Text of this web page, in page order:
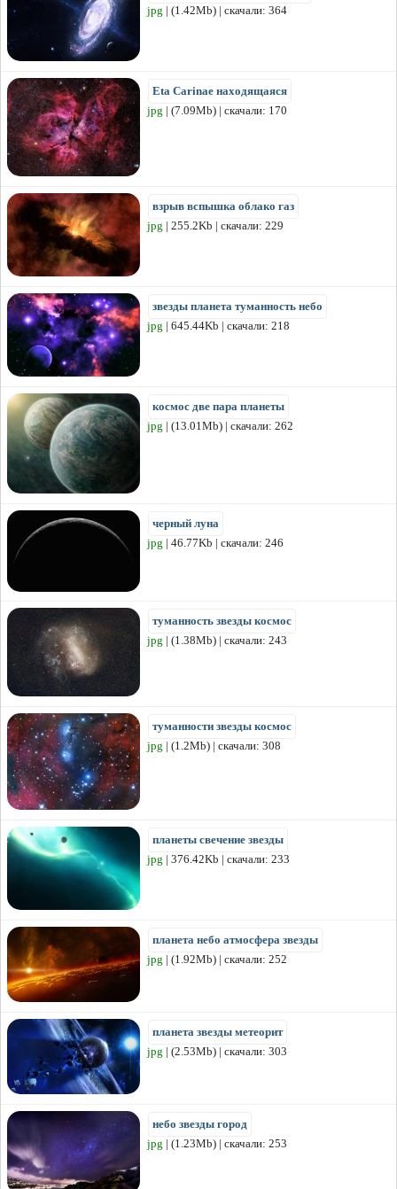
jpg | (1.42Mb) | скачали: 364
Eta Carinae находящаяся
jpg | (7.09Mb) | скачали: 170
взрыв вспышка облако газ
jpg | 255.2Kb | скачали: 229
звезды планета туманность небо
jpg | 645.44Kb | скачали: 218
космос две пара планеты
jpg | (13.01Mb) | скачали: 262
черный луна
jpg | 46.77Kb | скачали: 246
туманность звезды космос
jpg | (1.38Mb) | скачали: 243
туманности звезды космос
jpg | (1.2Mb) | скачали: 308
планеты свечение звезды
jpg | 376.42Kb | скачали: 233
планета небо атмосфера звезды
jpg | (1.92Mb) | скачали: 252
планета звезды метеорит
jpg | (2.53Mb) | скачали: 303
небо звезды город
jpg | (1.23Mb) | скачали: 253